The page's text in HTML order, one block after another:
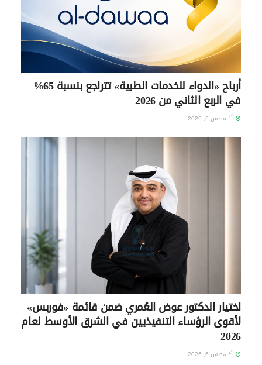
أرباح «الدواء للخدمات الطبية» تتراجع بنسبة 65%
في الربع الثاني من 2026
أغسطس 6, 2026
اختيار الدكتور عوض العُمري ضمن قائمة «فوربس»
لأقوى الرؤساء التنفيذيين في الشرق الأوسط لعام
2026
أغسطس 6, 2026